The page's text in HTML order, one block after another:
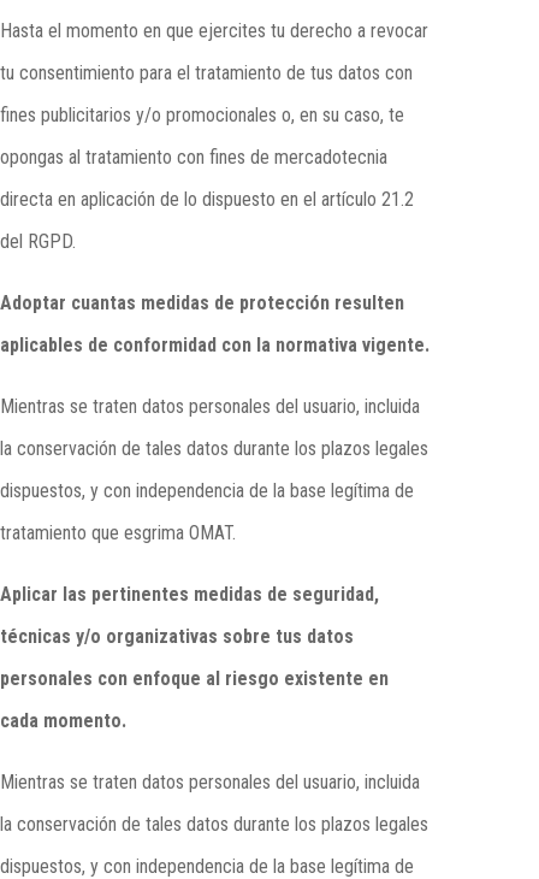
Hasta el momento en que ejercites tu derecho a revocar
tu consentimiento para el tratamiento de tus datos con
fines publicitarios y/o promocionales o, en su caso, te
opongas al tratamiento con fines de mercadotecnia
directa en aplicación de lo dispuesto en el artículo 21.2
del RGPD.
Adoptar cuantas medidas de protección resulten
aplicables de conformidad con la normativa vigente.
Mientras se traten datos personales del usuario, incluida
la conservación de tales datos durante los plazos legales
dispuestos, y con independencia de la base legítima de
tratamiento que esgrima OMAT.
Aplicar las pertinentes medidas de seguridad,
técnicas y/o organizativas sobre tus datos
personales con enfoque al riesgo existente en
cada momento.
Mientras se traten datos personales del usuario, incluida
la conservación de tales datos durante los plazos legales
dispuestos, y con independencia de la base legítima de